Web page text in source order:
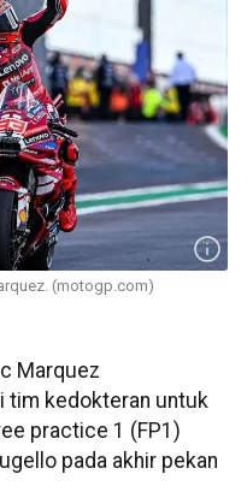
(motogp.com)
Marquez
tim kedokteran untuk
practice 1 (FP1)
pada akhir pekan